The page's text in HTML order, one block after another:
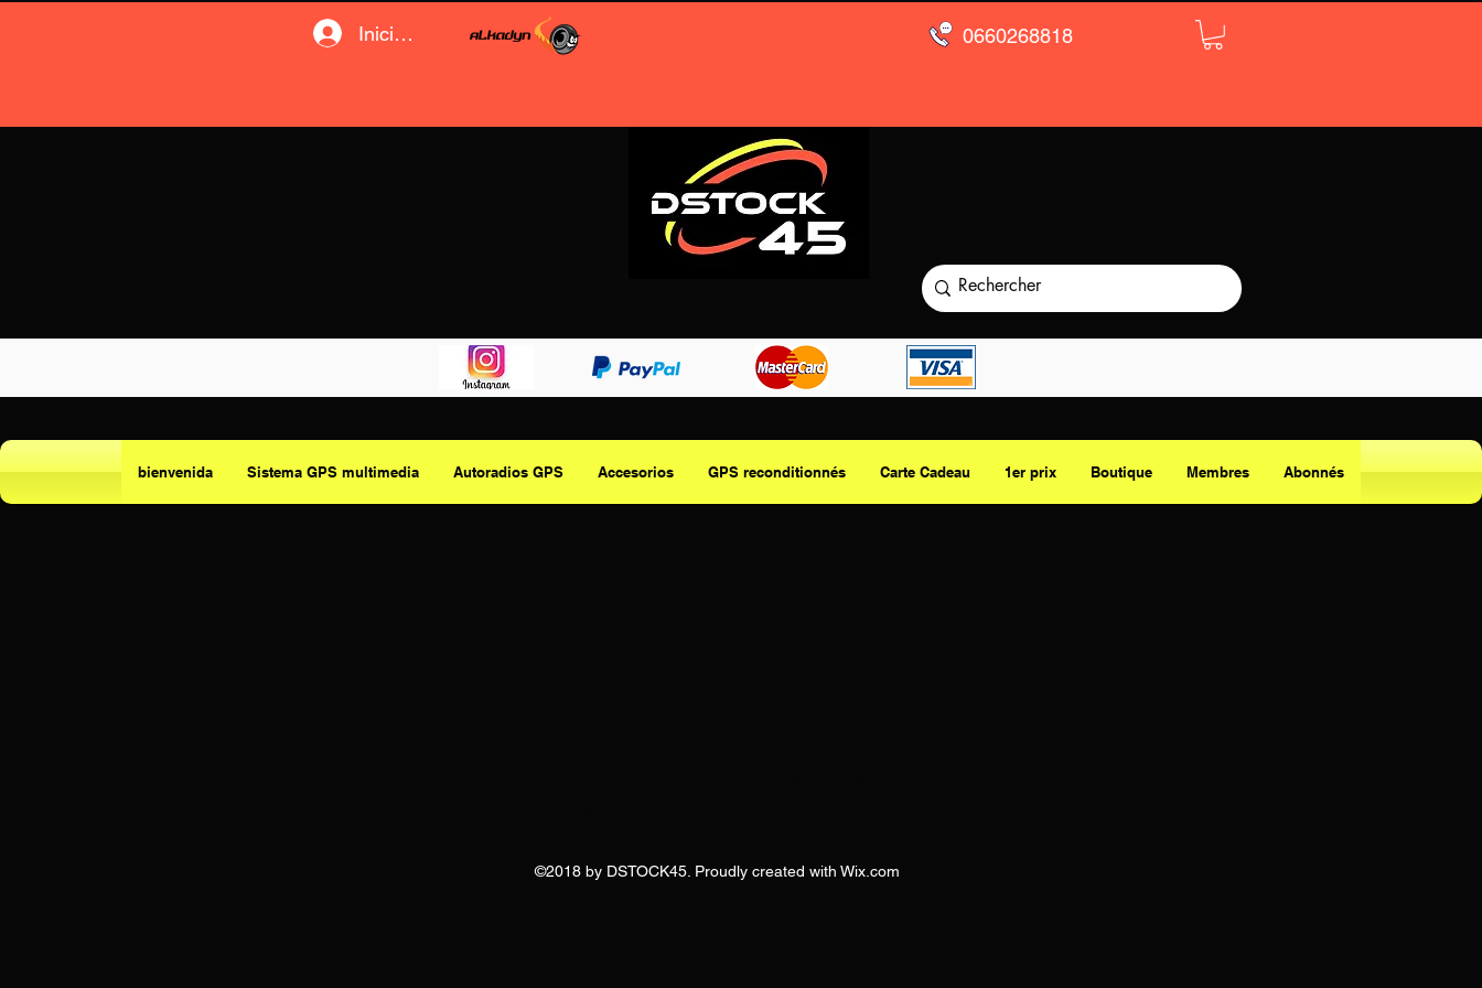
Iniciar sesión 0660268818
bienvenida Sistema GPS multimedia Autoradios GPS Accesorios GPS reconditionnés Carte Cadeau 1er prix Boutique Membres Abonnés
©2018 by DSTOCK45. Proudly created with Wix.com